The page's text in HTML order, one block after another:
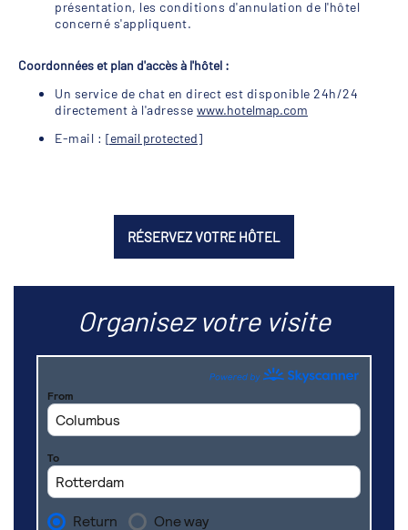
présentation, les conditions d'annulation de l'hôtel
concerné s'appliquent.
Coordonnées et plan d'accès à l'hôtel :
Un service de chat en direct est disponible 24h/24
directement à l'adresse www.hotelmap.com
E-mail : [email protected]
RÉSERVEZ VOTRE HÔTEL
Organisez votre visite